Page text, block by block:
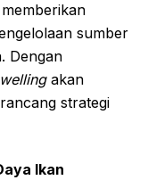
sumber
Dengan
akan
strategi
Ikan